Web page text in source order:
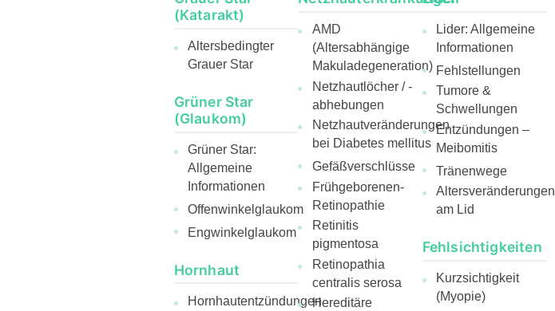
(Katarakt)
Altersbedingter
Grauer Star
Grüner Star
(Glaukom)
Grüner Star:
Allgemeine
Informationen
Offenwinkelglaukom
Engwinkelglaukom
Hornhaut
Hornhautentzündungen
AMD
(Altersabhängige
Makuladegeneration)
Netzhautlöcher / -
abhebungen
Netzhautveränderungen
bei Diabetes mellitus
Gefäßverschlüsse
Frühgeborenen-
Retinopathie
Retinitis
pigmentosa
Retinopathia
centralis serosa
Hereditäre
Lider: Allgemeine
Informationen
Fehlstellungen
Tumore &
Schwellungen
Entzündungen –
Meibomitis
Tränenwege
Altersveränderungen
am Lid
Fehlsichtigkeiten
Kurzsichtigkeit
(Myopie)